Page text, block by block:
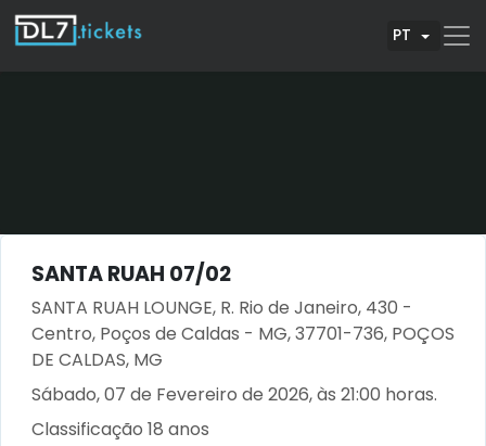
PT
SANTA RUAH 07/02
SANTA RUAH LOUNGE, R. Rio de Janeiro, 430 -
Centro, Poços de Caldas - MG, 37701-736, POÇOS
DE CALDAS, MG
Sábado, 07 de Fevereiro de 2026, às 21:00 horas.
Classificação 18 anos